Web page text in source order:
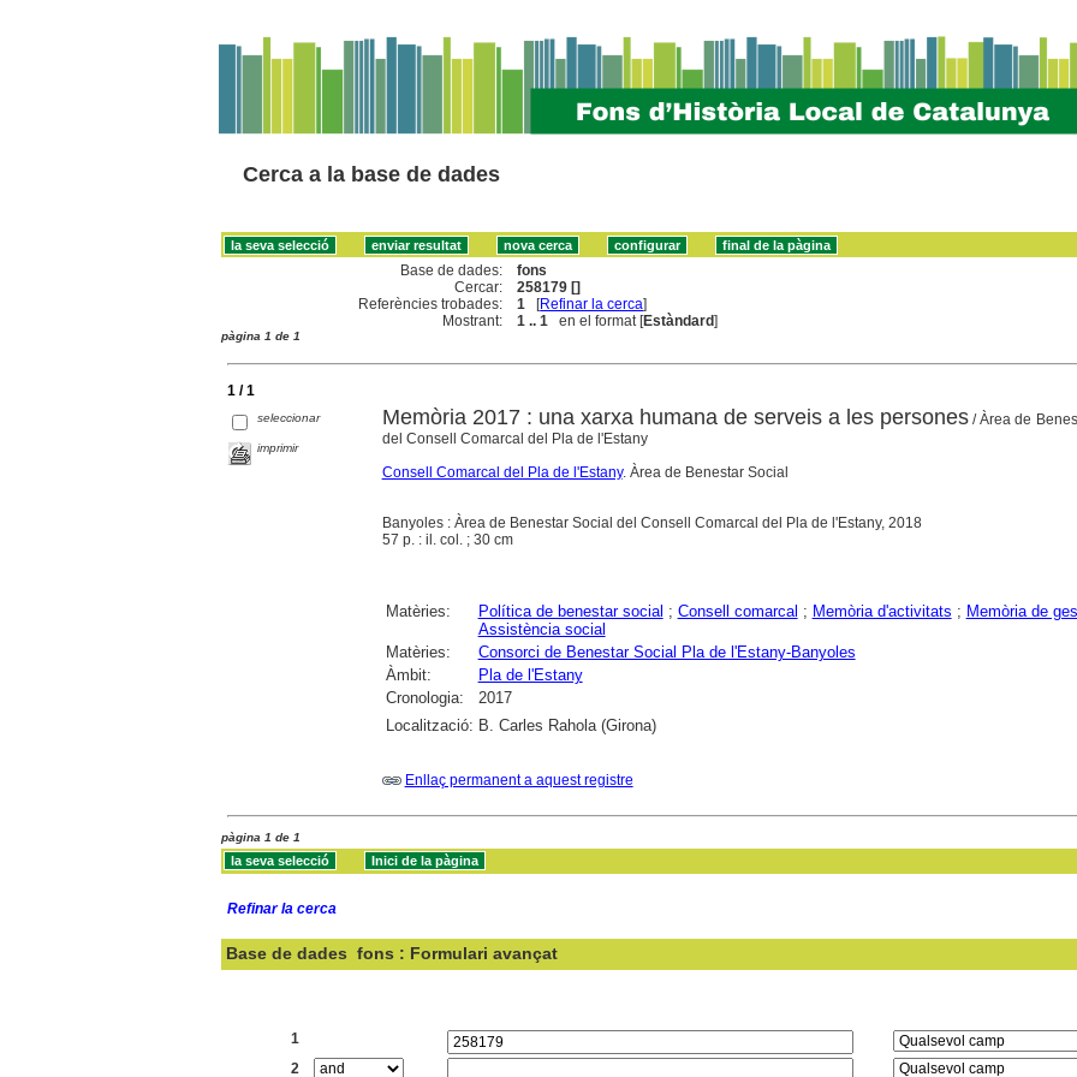
Cerca a la base de dades
Base de dades:
fons
Cercar:
258179 []
Referències trobades:
1 [Refinar la cerca]
Mostrant:
1 .. 1 en el format [Estàndard]
pàgina 1 de 1
1 / 1
seleccionar
imprimir
Memòria 2017 : una xarxa humana de serveis a les persones / Àrea de
del Consell Comarcal del Pla de l'Estany
Consell Comarcal del Pla de l'Estany. Àrea de Benestar Social
Banyoles : Àrea de Benestar Social del Consell Comarcal del Pla de l'Estany, 2018
57 p. : il. col. ; 30 cm
Matèries: Política de benestar social ; Consell comarcal ; Memòria d'activitats ; Memòria de
Assistència social
Matèries:
Consorci de Benestar Social Pla de l'Estany-Banyoles
Àmbit:
Pla de l'Estany
Cronologia:
2017
Localització: B. Carles Rahola (Girona)
Enllaç permanent a aquest registre
pàgina 1 de 1
Refinar la cerca
Base de dades fons : Formulari avançat
1
2